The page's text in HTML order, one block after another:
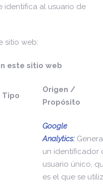
identifica al usuario de
sitio web:
este sitio web
Tipo
Origen /
Propósito
Google
Analytics:
un identificador
usuario único,
es el que se